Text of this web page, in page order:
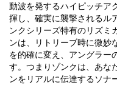
動波を発するハイピッチア
揮し、確実に襲撃されるル
ンクシリーズ特有のリズミ
ンは、リトリーブ時に微妙
を的確に変え、アングラー
す。つまりゾンクは、あな
ンをリアルに伝達するソナ